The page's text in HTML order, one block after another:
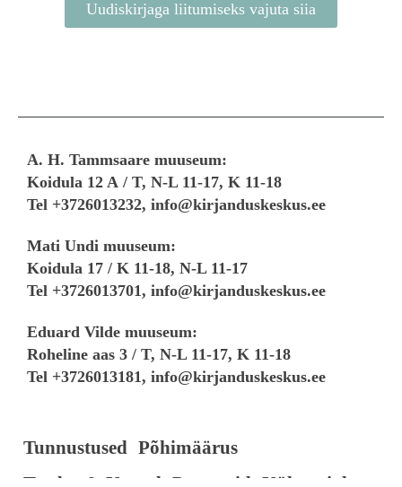
Uudiskirjaga liitumiseks vajuta siia
A. H. Tammsaare muuseum:
Koidula 12 A / T, N-L 11-17, K 11-18
Tel +3726013232, info@kirjanduskeskus.ee
Mati Undi muuseum:
Koidula 17 / K 11-18, N-L 11-17
Tel +3726013701, info@kirjanduskeskus.ee
Eduard Vilde muuseum:
Roheline aas 3 / T, N-L 11-17, K 11-18
Tel +3726013181, info@kirjanduskeskus.ee
Tunnustused Põhimäärus